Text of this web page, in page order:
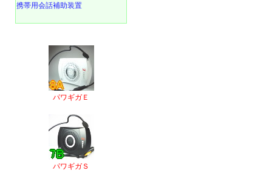
携帯用会話補助装置
パワギガＥ
パワギガＳ